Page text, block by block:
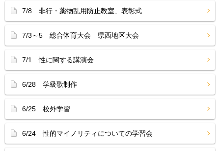
7/8 非行・薬物乱用防止教室、表彰式
7/3～5 総合体育大会 県西地区大会
7/1 性に関する講演会
6/28 学級歌制作
6/25 校外学習
6/24 性的マイノリティについての学習会